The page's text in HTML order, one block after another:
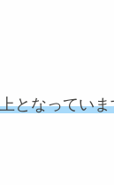
となっていま